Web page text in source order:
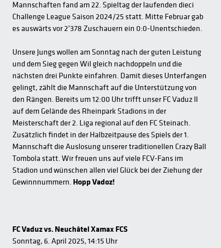
Mannschaften fand am 22. Spieltag der laufenden dieci
Challenge League Saison 2024/25 statt. Mitte Februar gab
es auswärts vor 2’378 Zuschauern ein 0:0-Unentschieden.
Unsere Jungs wollen am Sonntag nach der guten Leistung
und dem Sieg gegen Wil gleich nachdoppeln und die
nächsten drei Punkte einfahren. Damit dieses Unterfangen
gelingt, zählt die Mannschaft auf die Unterstützung von
den Rängen. Bereits um 12:00 Uhr trifft unser FC Vaduz II
auf dem Gelände des Rheinpark Stadions in der
Meisterschaft der 2. Liga regional auf den FC Steinach.
Zusätzlich findet in der Halbzeitpause des Spiels der 1.
Mannschaft die Auslosung unserer traditionellen Crazy Ball
Tombola statt. Wir freuen uns auf viele FCV-Fans im
Stadion und wünschen allen viel Glück bei der Ziehung der
Gewinnnummern. Hopp Vadoz!
FC Vaduz vs. Neuchâtel Xamax FCS
Sonntag, 6. April 2025, 14:15 Uhr